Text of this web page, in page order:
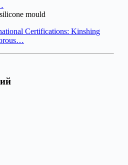
mould
Certifications: Kinshing